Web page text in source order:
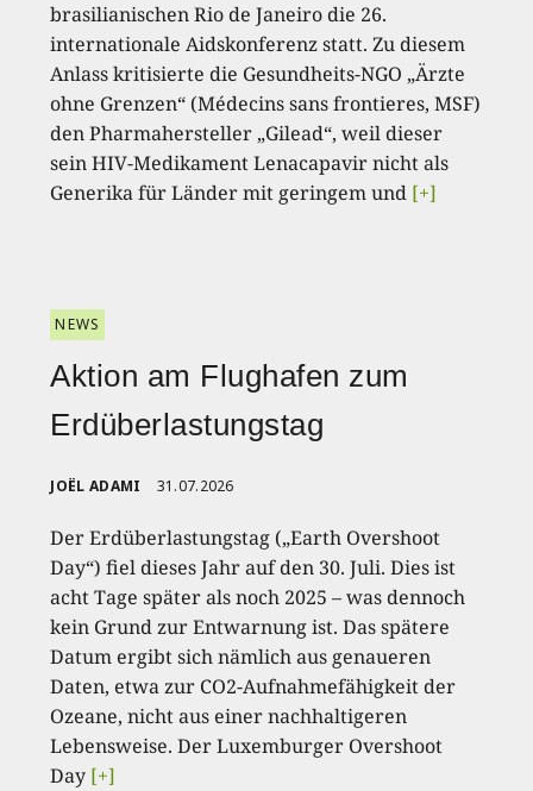
brasilianischen Rio de Janeiro die 26.
internationale Aidskonferenz statt. Zu diesem
Anlass kritisierte die Gesundheits-NGO „Ärzte
ohne Grenzen“ (Médecins sans frontieres, MSF)
den Pharmahersteller „Gilead“, weil dieser
sein HIV-Medikament Lenacapavir nicht als
Generika für Länder mit geringem und [+]
NEWS
Aktion am Flughafen zum
Erdüberlastungstag
JOËL ADAMI 31.07.2026
Der Erdüberlastungstag („Earth Overshoot
Day“) fiel dieses Jahr auf den 30. Juli. Dies ist
acht Tage später als noch 2025 – was dennoch
kein Grund zur Entwarnung ist. Das spätere
Datum ergibt sich nämlich aus genaueren
Daten, etwa zur CO2-Aufnahmefähigkeit der
Ozeane, nicht aus einer nachhaltigeren
Lebensweise. Der Luxemburger Overshoot
Day [+]